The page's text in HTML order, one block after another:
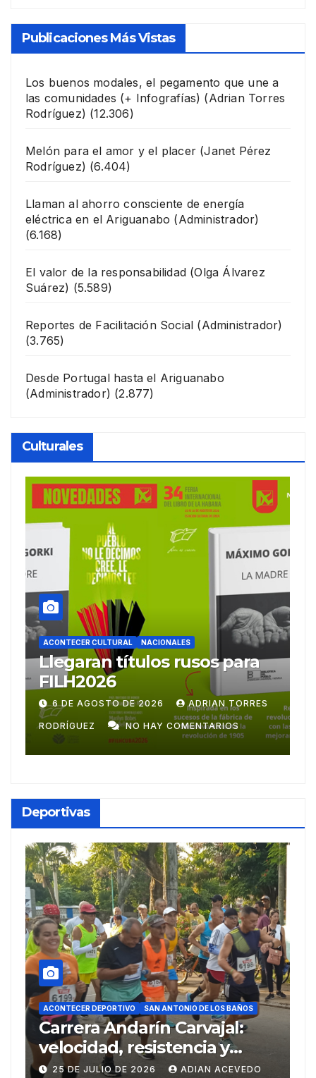
Publicaciones Más Vistas
Los buenos modales, el pegamento que une a
las comunidades (+ Infografías) (Adrian Torres
Rodríguez) (12.306)
Melón para el amor y el placer (Janet Pérez
Rodríguez) (6.404)
Llaman al ahorro consciente de energía
eléctrica en el Ariguanabo (Administrador)
(6.168)
El valor de la responsabilidad (Olga Álvarez
Suárez) (5.589)
Reportes de Facilitación Social (Administrador)
(3.765)
Desde Portugal hasta el Ariguanabo
(Administrador) (2.877)
Culturales
ACONTECER CULTURAL
Ballet Laura Alonso
emprende gira
centroamericana
28 DE JULIO DE 2026 ADRIAN TORRES
RODRÍGUEZ NO HAY COMENTARIOS
Deportivas
ACONTECER DEPORTIVO DEPORTES
REPORTAJES
SAN ANTONIO DE LOS BAÑOS
Del Ariguanabo a los
Centroamericanos de Santo
Domingo
20 DE JULIO DE 2026 ADIAN ACEVEDO